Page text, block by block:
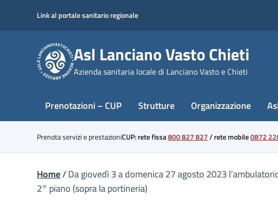
content
Link al portale sanitario regionale
Asl Lanciano Vasto Chieti
Azienda sanitaria locale di Lanciano Vasto e Chieti
Prenotazioni – CUP Strutture Organizzazione
Prenota servizi e prestazioniCUP: rete fissa800 827 827/rete mobile0872
Home/Da giovedì 3 a domenica 27 agosto 2023
2° piano (sopra la portineria)